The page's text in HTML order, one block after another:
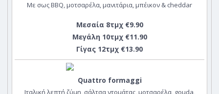
Με σως BBQ, μοτσαρέλα, μανιτάρια, μπέικον & cheddar
Μεσαία 8τμχ €9.90
Μεγάλη 10τμχ €11.90
Γίγας 12τμχ €13.90
Quattro formaggi